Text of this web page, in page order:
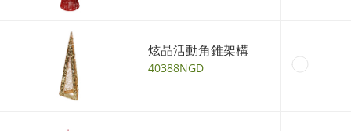
炫晶活動角錐架構
40388NGD